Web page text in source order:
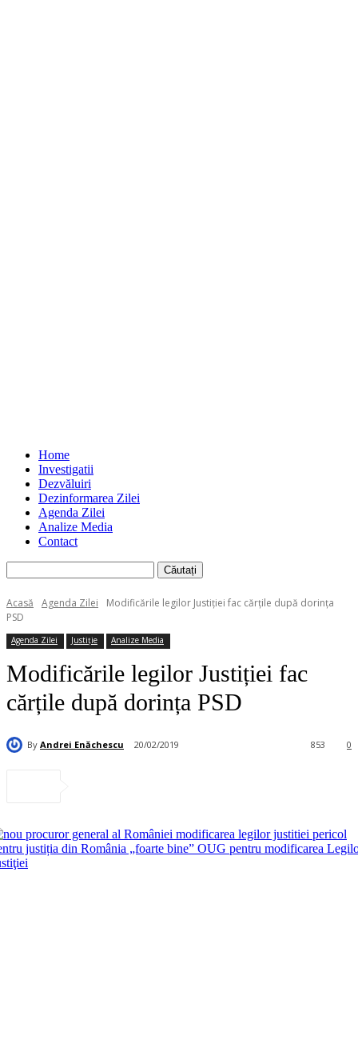
Home
Investigatii
Dezvăluiri
Dezinformarea Zilei
Agenda Zilei
Analize Media
Contact
Acasă Agenda Zilei
Modificările legilor Justiției fac cărțile după dorința
PSD
Agenda Zilei Justiție Analize Media
Modificările legilor Justiției fac
cărțile după dorința PSD
By Andrei Enăchescu 20/02/2019 0
853